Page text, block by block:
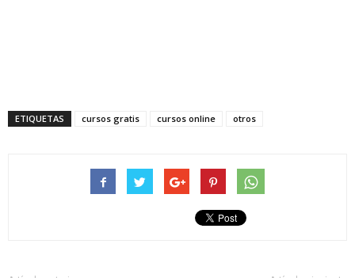
ETIQUETAS cursos gratis cursos online otros